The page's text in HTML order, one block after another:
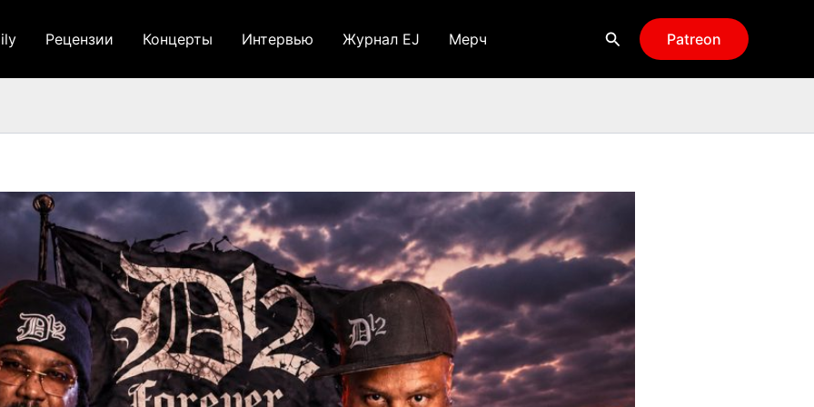
Рецензии Концерты Интервью Журнал EJ Мерч Поиск Patreon